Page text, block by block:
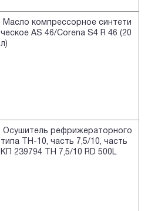
Масло компрессорное синтети
ческое AS 46/Corena S4 R 46 (20
л)
Осушитель рефрижераторного
типа TH-10, часть 7,5/10, часть
КП 239794 TH 7,5/10 RD 500L